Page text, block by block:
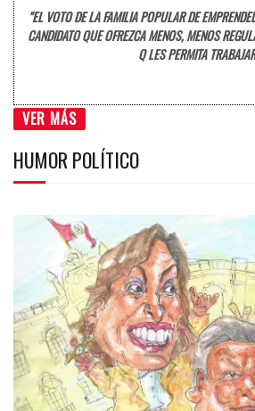
"EL VOTO DE LA FAMILIA POPULAR DE
CANDIDATO QUE OFREZCA MENOS, MENOS
Q LES PERMITA
VER MÁS
HUMOR POLÍTICO